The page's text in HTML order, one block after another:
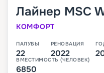
Лайнер MSC
КОМФОРТ
ПАЛУБЫ
22
РЕНОВАЦИЯ
2022
ВМЕСТИМОСТЬ (ЧЕЛОВЕК)
6850